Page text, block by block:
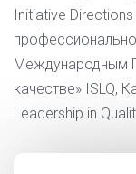
Initiative
Международным
качестве» ISLQ,
Leadership in